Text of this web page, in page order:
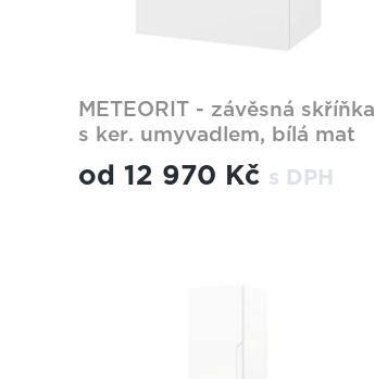
METEORIT - závěsná skříňka
s ker. umyvadlem, bílá mat
od 12 970 Kč s DPH